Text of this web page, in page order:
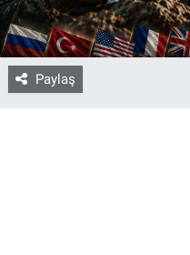
Paylaş
Yaşam
Gözden Kaçmasın